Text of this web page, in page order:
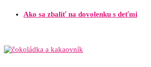
Ako sa zbaliť na dovolenku s deťmi